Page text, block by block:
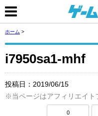
ホーム >
i7950sa1-mhf
投稿日： 2019/06/15
※当ページはアフィリエイト
0